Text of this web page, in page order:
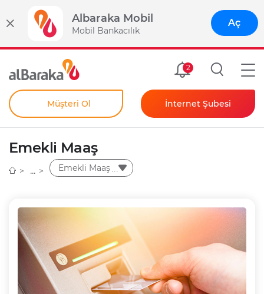
Albaraka Mobil
Mobil Bankacılık
Aç
Size Özel
2
Müşteri Ol
Kendim İçin
Şahıs Firmam İçin
İnternet Şubesi
Bireysel
Emekli Maaş
Emekli Maaş